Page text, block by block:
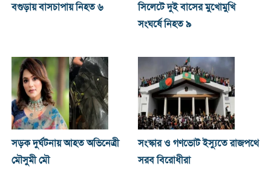
বগুড়ায় বাসচাপায় নিহত ৬
সিলেটে দুই বাসের মুখোমুখি
সংঘর্ষে নিহত ৯
সড়ক দুর্ঘটনায় আহত অভিনেত্রী
মৌসুমী মৌ
সংস্কার ও গণভোট ইস্যুতে রাজপথে
সরব বিরোধীরা